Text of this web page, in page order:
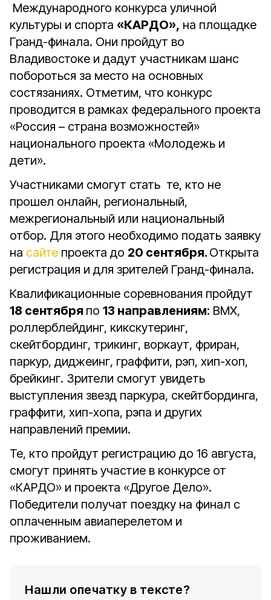
Международного конкурса уличной
культуры и спорта «КАРДО», на площадке
Гранд-финала. Они пройдут во
Владивостоке и дадут участникам шанс
побороться за место на основных
состязаниях. Отметим, что конкурс
проводится в рамках федерального проекта
«Россия – страна возможностей»
национального проекта «Молодежь и
дети».
Участниками смогут стать те, кто не
прошел онлайн, региональный,
межрегиональный или национальный
отбор. Для этого необходимо подать заявку
на сайте проекта до 20 сентября. Открыта
регистрация и для зрителей Гранд-финала.
Квалификационные соревнования пройдут
18 сентября по 13 направлениям: BMX,
роллерблейдинг, кикскутеринг,
скейтбординг, трикинг, воркаут, фриран,
паркур, диджеинг, граффити, рэп, хип-хоп,
брейкинг. Зрители смогут увидеть
выступления звезд паркура, скейтбординга,
граффити, хип-хопа, рэпа и других
направлений премии.
Те, кто пройдут регистрацию до 16 августа,
смогут принять участие в конкурсе от
«КАРДО» и проекта «Другое Дело».
Победители получат поездку на финал с
оплаченным авиаперелетом и
проживанием.
Нашли опечатку в тексте?